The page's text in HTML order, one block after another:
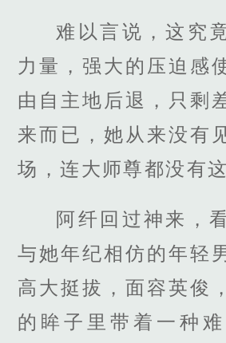
难以言说，这究
力量，强大的压迫感
由自主地后退，只剩
来而已，她从来没有
场，连大师尊都没有
阿纤回过神来，
与她年纪相仿的年轻
高大挺拔，面容英俊
的眸子里带着一种